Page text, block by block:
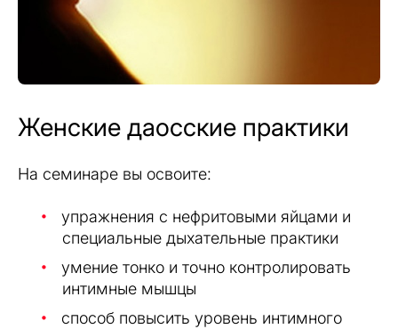
Женские даосские практики
На семинаре вы освоите:
упражнения с нефритовыми яйцами и
специальные дыхательные практики
умение тонко и точно контролировать
интимные мышцы
способ повысить уровень интимного